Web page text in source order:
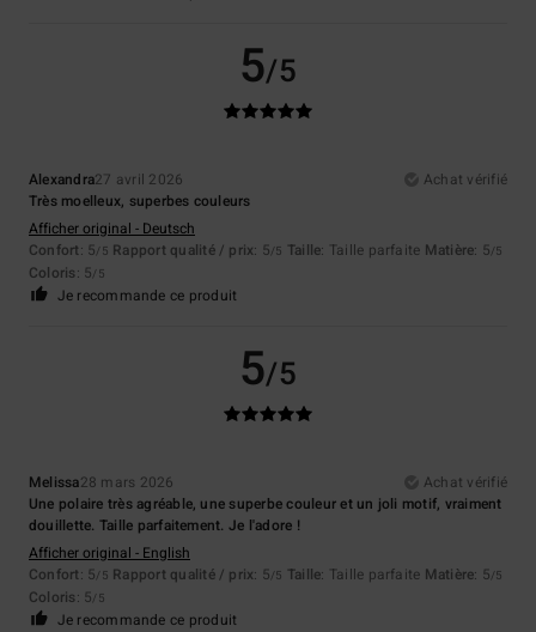
5/5
Alexandra27 avril 2026
Achat vérifié
Très moelleux, superbes couleurs
Afficher original - Deutsch
Confort: 5/5 Rapport qualité / prix: 5/5 Taille: Taille parfaite Matière: 5/5
Coloris: 5/5
Je recommande ce produit
5/5
Melissa28 mars 2026
Achat vérifié
Une polaire très agréable, une superbe couleur et un joli motif, vraiment
douillette. Taille parfaitement. Je l'adore !
Afficher original - English
Confort: 5/5 Rapport qualité / prix: 5/5 Taille: Taille parfaite Matière: 5/5
Coloris: 5/5
Je recommande ce produit